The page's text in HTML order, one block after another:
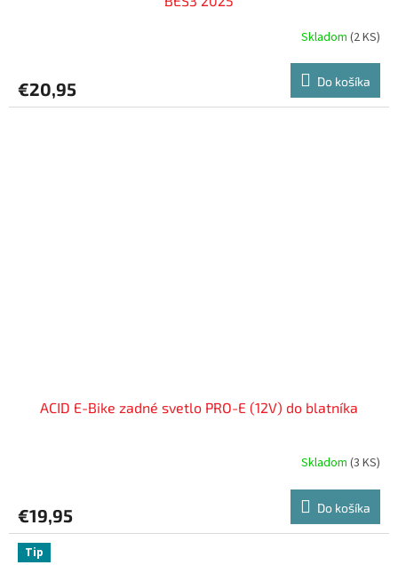
Skladom (2 KS)
€20,95 Do košíka
ACID E-Bike zadné svetlo PRO-E (12V) do blatníka
Skladom (3 KS)
€19,95 Do košíka
Tip